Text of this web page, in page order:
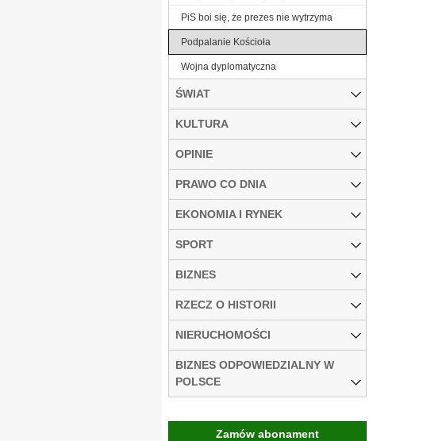
PiS boi się, że prezes nie wytrzyma
Podpalanie Kościoła
Wojna dyplomatyczna
ŚWIAT
KULTURA
OPINIE
PRAWO CO DNIA
EKONOMIA I RYNEK
SPORT
BIZNES
RZECZ O HISTORII
NIERUCHOMOŚCI
BIZNES ODPOWIEDZIALNY W
POLSCE
Zamów abonament